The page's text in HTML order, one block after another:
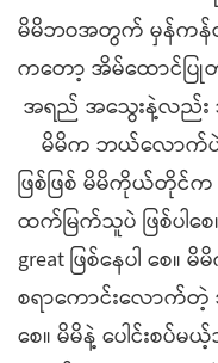
မိမိဘဝအတွက် မှန်ကန်တဲ့
ကတော့ အိမ်ထောင်
အရည် အသွေးနဲ့လည်
မိမိက ဘယ်လောက်ပဲ
ဖြစ်ဖြစ် မိမိကိုယ်တိုင်
ထက်မြက်သူပဲ ဖြစ်ပါ
great ဖြစ်နေပါ စ
စရာကောင်းလောက်တဲ့
စေ။ မိမိနဲ့ ပေါင်းစ